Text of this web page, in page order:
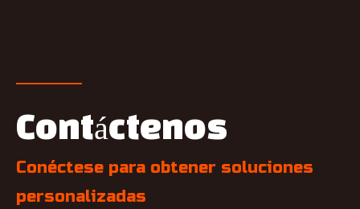
Contáctenos
Conéctese para obtener soluciones
personalizadas